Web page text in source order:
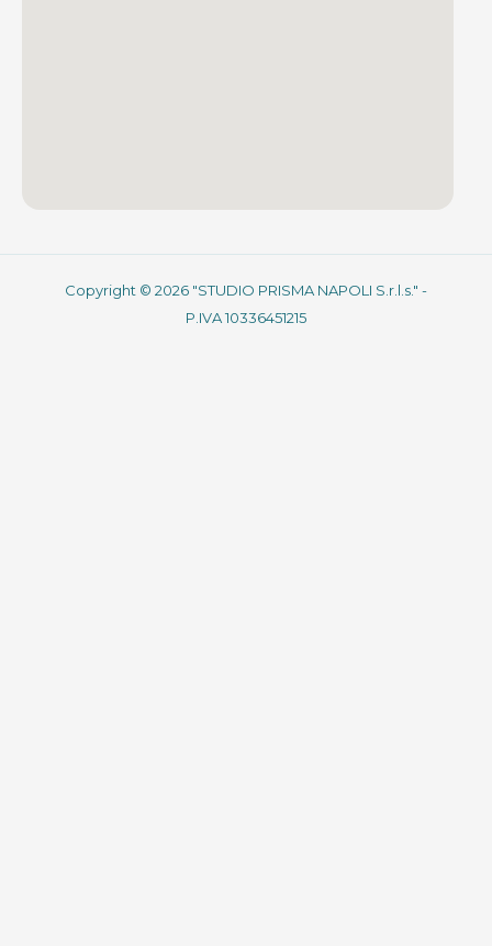
Copyright © 2026 "STUDIO PRISMA NAPOLI S.r.l.s." -
P.IVA 10336451215